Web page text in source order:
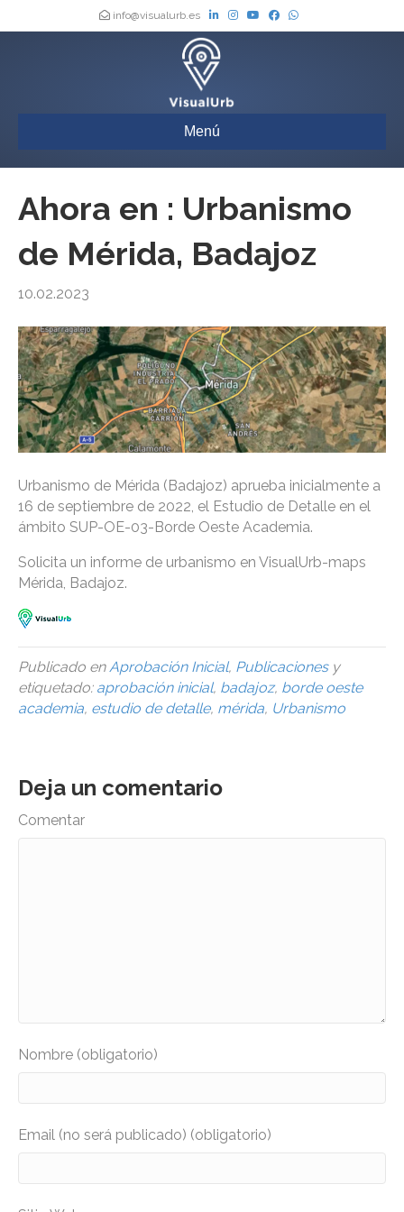
info@visualurb.es
Menú
Ahora en : Urbanismo
de Mérida, Badajoz
10.02.2023
Urbanismo de Mérida (Badajoz) aprueba inicialmente a
16 de septiembre de 2022, el Estudio de Detalle en el
ámbito SUP-OE-03-Borde Oeste Academia.
Solicita un informe de urbanismo en VisualUrb-maps
Mérida, Badajoz.
Publicado enAprobación Inicial, Publicacionesy
etiquetado: aprobación inicial, badajoz, borde oeste
academia, estudio de detalle, mérida, Urbanismo
Deja un comentario
Comentar
Nombre (obligatorio)
Email (no será publicado) (obligatorio)